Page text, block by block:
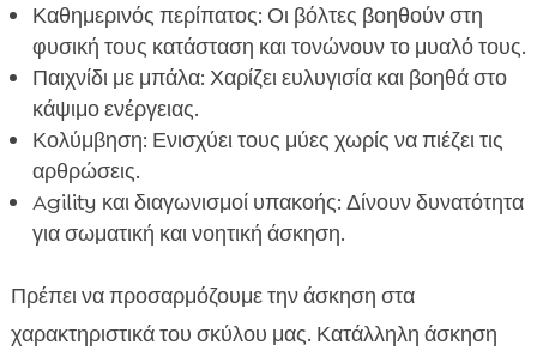
Καθημερινός περίπατος: Οι βόλτες βοηθούν στη
φυσική τους κατάσταση και τονώνουν το μυαλό τους.
Παιχνίδι με μπάλα: Χαρίζει ευλυγισία και βοηθά στο
κάψιμο ενέργειας.
Κολύμβηση: Ενισχύει τους μύες χωρίς να πιέζει τις
αρθρώσεις.
Agility και διαγωνισμοί υπακοής: Δίνουν δυνατότητα
για σωματική και νοητική άσκηση.
Πρέπει να προσαρμόζουμε την άσκηση στα
χαρακτηριστικά του σκύλου μας. Κατάλληλη άσκηση